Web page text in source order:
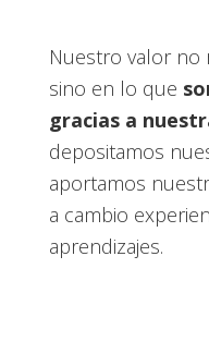
Nuestro valor no
sino en lo que
gracias a
depositamos
aportamos
a cambio
aprendizajes.